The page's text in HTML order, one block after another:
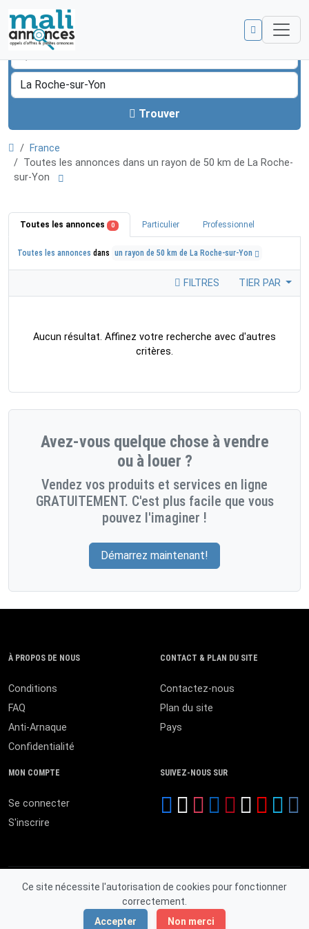
Trouver
France
Toutes les annonces dans un rayon de 50 km de La Roche-
sur-Yon
Toutes les annonces 0 Particulier Professionnel
Toutes les annonces dans un rayon de 50 km de La Roche-sur-Yon
FILTRES TIER PAR
Aucun résultat. Affinez votre recherche avec d'autres
critères.
Avez-vous quelque chose à vendre
ou à louer ?
Vendez vos produits et services en ligne
GRATUITEMENT. C'est plus facile que vous
pouvez l'imaginer !
Démarrez maintenant!
Ce site nécessite l'autorisation de cookies pour fonctionner
correctement.
Accepter
Non merci
À PROPOS DE NOUS
Conditions
FAQ
Anti-Arnaque
Confidentialité
CONTACT & PLAN DU SITE
Contactez-nous
Plan du site
Pays
MON COMPTE
Se connecter
S'inscrire
SUIVEZ-NOUS SUR
© 2026 MALI ANNONCES. Tous droits réservés.